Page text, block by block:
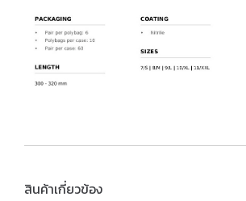
สินค้าเกี่ยวข้อง